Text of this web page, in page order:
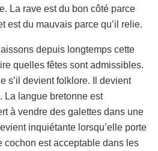
La rave est du bon côté parce
est du mauvais parce qu’il relie.
depuis longtemps cette
quelles fêtes sont admissibles.
s’il devient folklore. Il devient
La langue bretonne est
à vendre des galettes dans une
inquiétante lorsqu’elle porte
cochon est acceptable dans les